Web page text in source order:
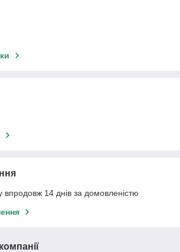
впродовж 14 днів за домовленістю